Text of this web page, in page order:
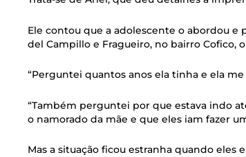
Ele contou que a adolescente o abordou e
del Campillo e Fragueiro, no bairro Cofico,
“Perguntei quantos anos ela tinha e ela me
“Também perguntei por que estava indo
o namorado da mãe e que eles iam fazer
Mas a situação ficou estranha quando eles